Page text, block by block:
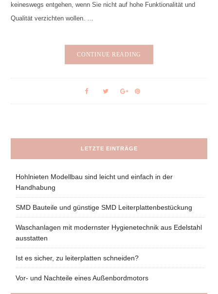
keineswegs entgehen, wenn Sie nicht auf hohe Funktionalität und
Qualität verzichten wollen. …
CONTINUE READING
LETZTE EINTRÄGE
Hohlnieten Modellbau sind leicht und einfach in der
Handhabung
SMD Bauteile und günstige SMD Leiterplattenbestückung
Waschanlagen mit modernster Hygienetechnik aus Edelstahl
ausstatten
Ist es sicher, zu leiterplatten schneiden?
Vor- und Nachteile eines Außenbordmotors